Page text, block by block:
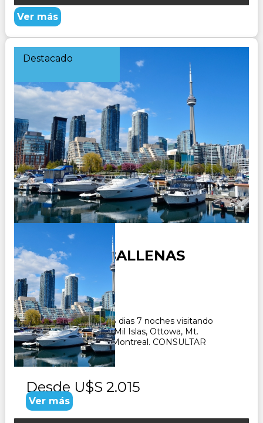
Ver más
Destacado
CANADA Y BALLENAS
Duración:
8Días7Noches
Paquete Turistico de 8 dias 7 noches visitando
Toronto, Niagara Falls, Mil Islas, Ottowa, Mt.
Tremblant, Quebec y Montreal. CONSULTAR
Desde U$S 2.015
Ver más